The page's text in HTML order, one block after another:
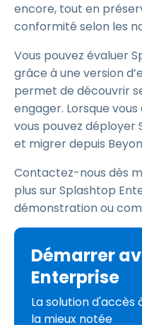
encore, tout en
conformité selon les
Vous pouvez évaluer
grâce à une version
permet de découvrir
engager. Lorsque
vous pouvez
et migrer depuis
Contactez-nous dès
plus sur Splashtop
démonstration ou
Démarrer
Enterprise
La solution
la mieux notée